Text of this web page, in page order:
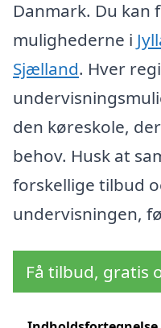
Danmark. Du kan
mulighederne i
Sjælland. Hver
den køreskole,
behov. Husk at
forskellige tilbud
undervisningen,
Få tilbud, gratis